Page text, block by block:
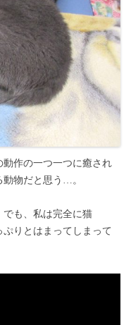
作の一つ一つに癒され
物だと思う…。
でも、私は完全に猫
りとはまってしまって